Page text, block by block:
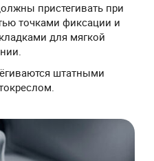
пристегивать при
точками фиксации и
для мягкой
штатными